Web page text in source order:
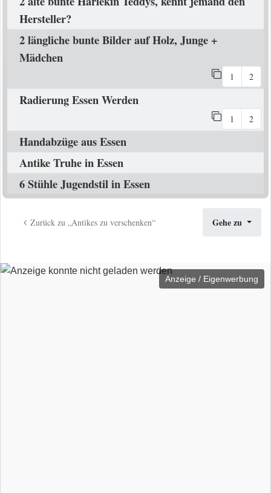
Hersteller?
2 längliche bunte Bilder auf Holz, Junge +
Mädchen
1 2
Radierung Essen Werden
1 2
Handabzüge aus Essen
Antike Truhe in Essen
6 Stühle Jugendstil in Essen
Zurück zu „Antikes zu verschenken“ Gehe zu
Anzeige / Eigenwerbung